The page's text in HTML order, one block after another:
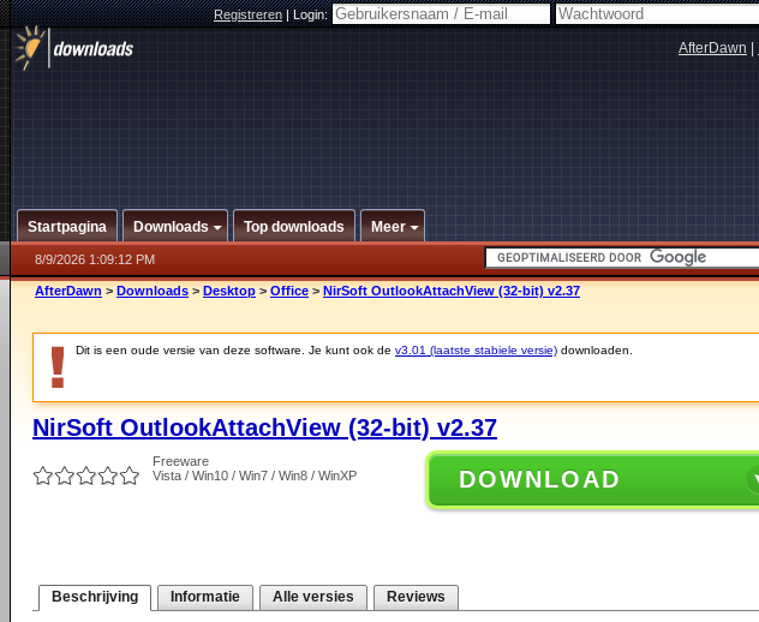
Registreren|Login:
AfterDawn
Startpagina Downloads Top downloads Meer
8/9/2026 1:09:12 PM
AfterDawn > Downloads > Desktop > Office > NirSoft OutlookAttachView (32-bit) v2.37
Dit is een oude versie van deze software. Je kunt ook de v3.01 (laatste stabiele versie) downloaden.
NirSoft OutlookAttachView (32-bit) v2.37
Freeware
Vista / Win10 / Win7 / Win8 / WinXP
DOWNLOAD
Beschrijving Informatie Alle versies Reviews